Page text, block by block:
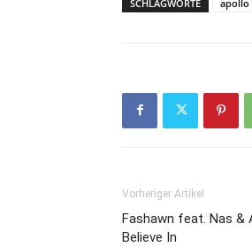
SCHLAGWORTE
Vorheriger Artikel
Fashawn feat. Nas &
Believe In